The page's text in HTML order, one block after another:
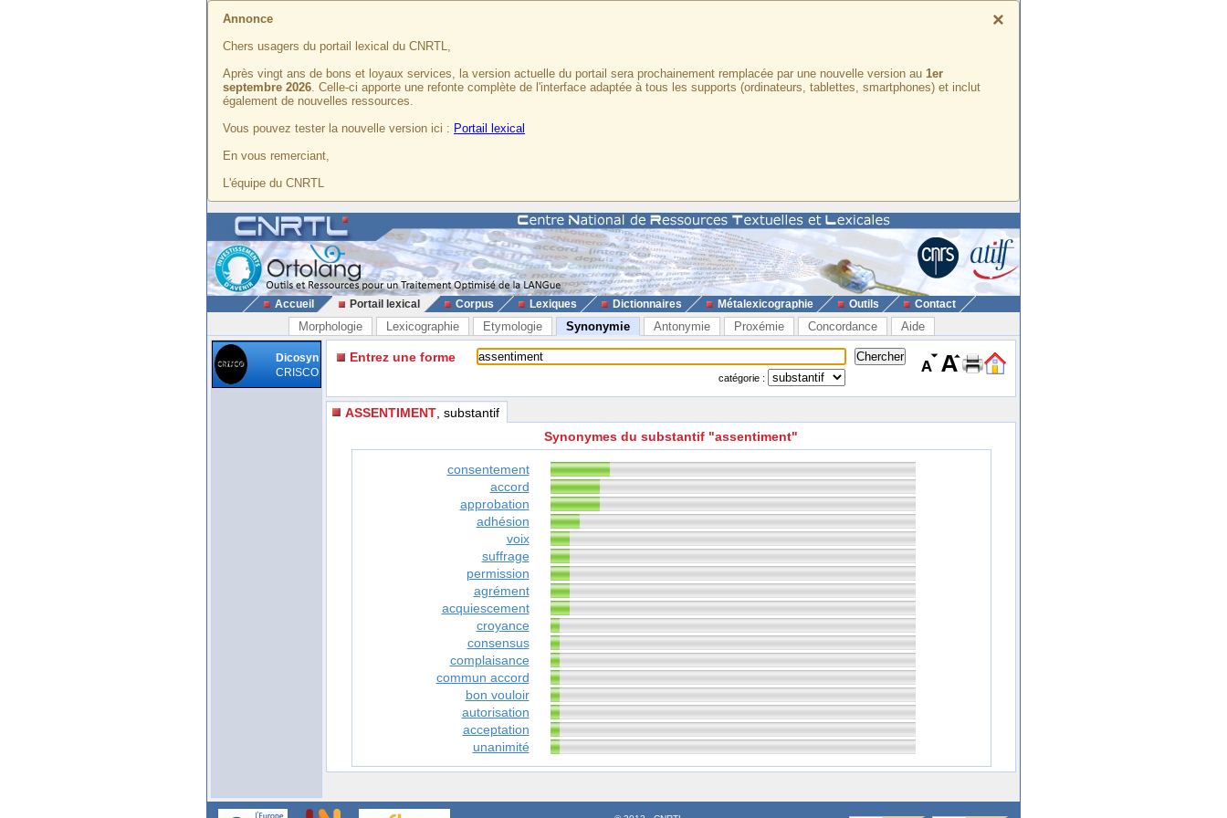
×
Annonce
Chers usagers du portail lexical du CNRTL,
Après vingt ans de bons et loyaux services, la version actuelle du portail sera prochainement remplacée par une nouvelle version au 1er
septembre 2026. Celle-ci apporte une refonte complète de l'interface adaptée à tous les supports (ordinateurs, tablettes, smartphones) et inclut
également de nouvelles ressources.
Vous pouvez tester la nouvelle version ici : Portail lexical
En vous remerciant,
L'équipe du CNRTL
Accueil Portail lexical Corpus Lexiques Dictionnaires Métalexicographie Outils Contact
Morphologie Lexicographie Etymologie Synonymie Antonymie Proxémie Concordance Aide
Dicosyn
CRISCO
Entrez une forme
catégorie :
ASSENTIMENT , substantif
Synonymes du substantif "assentiment"
consentement
accord
approbation
adhésion
voix
suffrage
permission
agrément
acquiescement
croyance
consensus
complaisance
commun accord
bon vouloir
autorisation
acceptation
unanimité